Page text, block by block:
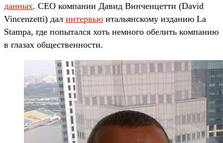
данных. CEO компании Давид Винченцетти (David
Vincenzetti) дал интервью итальянскому изданию La
Stampa, где попытался хоть немного обелить компанию
в глазах общественности.